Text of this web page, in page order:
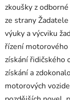
zkoušky z
ze strany
výuky a výcviku
řízení
získání řidičského
získání a
motorových